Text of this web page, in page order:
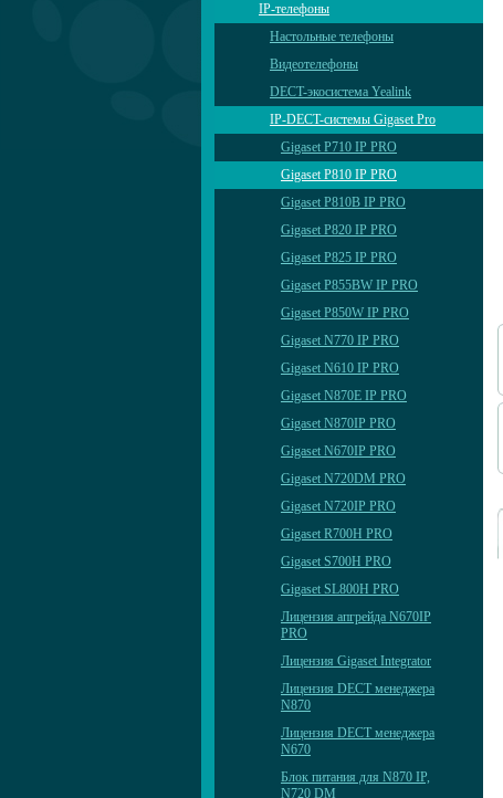
IP-телефоны
Настольные телефоны
Видеотелефоны
DECT-экосистема Yealink
IP-DECT-системы Gigaset Pro
Gigaset P710 IP PRO
Gigaset P810 IP PRO
Gigaset P810B IP PRO
Gigaset P820 IP PRO
Gigaset P825 IP PRO
Gigaset P855BW IP PRO
Gigaset P850W IP PRO
Gigaset N770 IP PRO
Gigaset N610 IP PRO
Gigaset N870E IP PRO
Gigaset N870IP PRO
Gigaset N670IP PRO
Gigaset N720DM PRO
Gigaset N720IP PRO
Gigaset R700H PRO
Gigaset S700H PRO
Gigaset SL800H PRO
Лицензия апгрейда N670IP
PRO
Лицензия Gigaset Integrator
Лицензия DECT менеджера
N870
Лицензия DECT менеджера
N670
Блок питания для N870 IP,
N720 DM